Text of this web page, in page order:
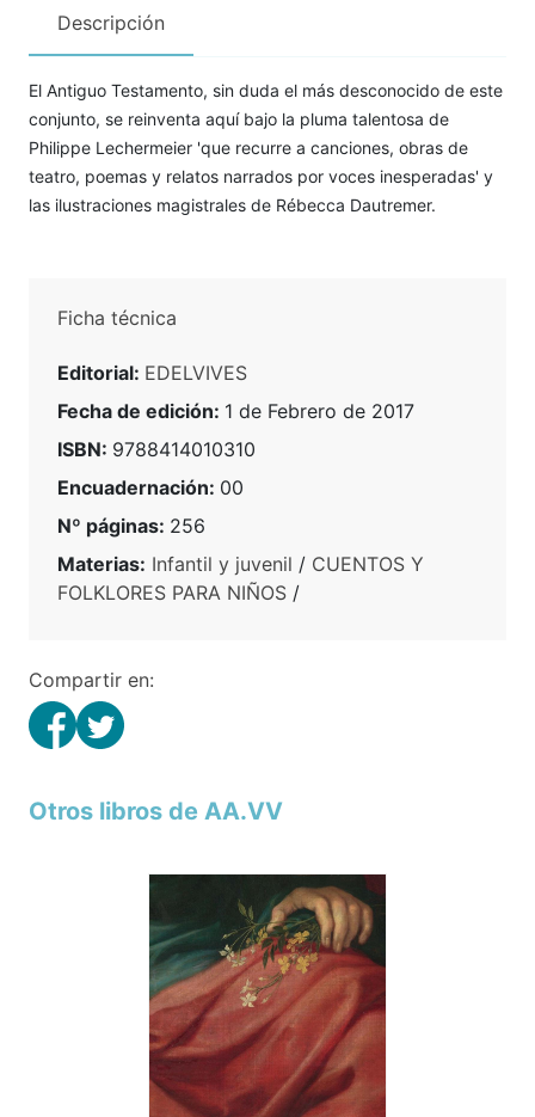
Descripción
El Antiguo Testamento, sin duda el más desconocido de este
conjunto, se reinventa aquí bajo la pluma talentosa de
Philippe Lechermeier 'que recurre a canciones, obras de
teatro, poemas y relatos narrados por voces inesperadas' y
las ilustraciones magistrales de Rébecca Dautremer.
Ficha técnica
Editorial: EDELVIVES
Fecha de edición: 1 de Febrero de 2017
ISBN: 9788414010310
Encuadernación: 00
Nº páginas: 256
Materias: Infantil y juvenil / CUENTOS Y
FOLKLORES PARA NIÑOS /
Compartir en:
Otros libros de AA.VV